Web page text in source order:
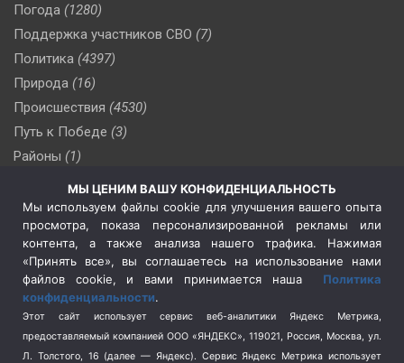
Погода (1280)
Поддержка участников СВО (7)
Политика (4397)
Природа (16)
Происшествия (4530)
Путь к Победе (3)
Районы (1)
(510)
Сельское хозяйство (3)
Социальная политика
(3)
Спецоперация в Украине
Спецоперация на Украине
(404)
Спорт (740)
Терроризм (1)
МЫ ЦЕНИМ ВАШУ КОНФИДЕНЦИАЛЬНОСТЬ
Мы используем файлы cookie для улучшения вашего опыта
просмотра, показа персонализированной рекламы или
контента, а также анализа нашего трафика. Нажимая
«Принять все», вы соглашаетесь на использование нами
файлов cookie, и вами принимается наша Политика
конфиденциальности.
Этот сайт использует сервис веб-аналитики Яндекс Метрика,
предоставляемый компанией ООО «ЯНДЕКС», 119021, Россия, Москва, ул.
Л. Толстого, 16 (далее — Яндекс). Сервис Яндекс Метрика использует